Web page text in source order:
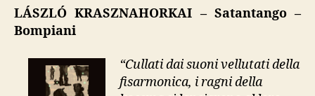
“Satantango”
LÁSZLÓ KRASZNAHORKAI – Satantango –
Bompiani
“Cullati dai suoni vellutati della
fisarmonica, i ragni della